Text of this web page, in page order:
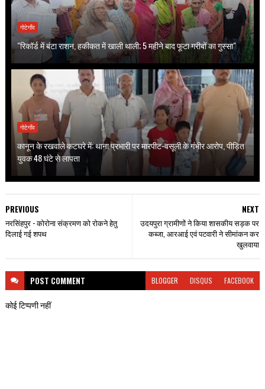
गोटेगाँव
"रिकॉर्ड में बंटा राशन, हकीकत में खाली थाली; 5 महीने बाद फूटा गरीबों का गुस्सा"
गोटेगाँव
कानून के रखवाले कटघरे में: थाना प्रभारी पर मारपीट-वसूली के गंभीर आरोप, पीड़ित
युवक 48 घंटे से लापता
NEXT
उदयपुरा ग्रामीणों ने किया शासकीय सड़क पर
कब्जा, आरआई एवं पटवारी ने सीमांकन कर
खुलवाया
PREVIOUS
नरसिंहपुर - कोरोना संक्रमण को रोकने हेतु
दिलाई गई शपथ
POST COMMENT BLOGGER DISQUS FACEBOOK
कोई टिप्पणी नहीं